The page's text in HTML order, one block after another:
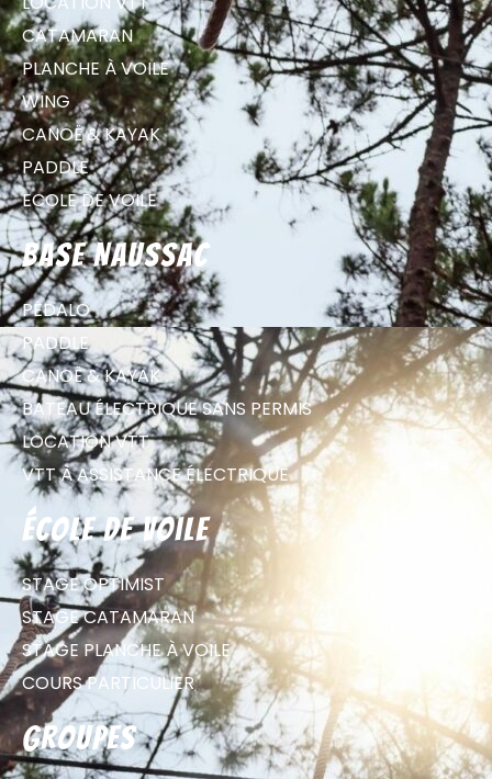
CATAMARAN
PLANCHE À VOILE
WING
CANOË & KAYAK
PADDLE
ECOLE DE VOILE
Base Naussac
PÉDALO
PADDLE
CANOË & KAYAK
BATEAU ÉLECTRIQUE SANS PERMIS
LOCATION VTT
VTT À ASSISTANCE ÉLECTRIQUE
école de voile
STAGE OPTIMIST
STAGE CATAMARAN
STAGE PLANCHE À VOILE
COURS PARTICULIER
groupes